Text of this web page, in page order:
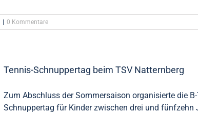
0 Kommentare
Tennis-Schnuppertag beim TSV Natternberg
Zum Abschluss der Sommersaison organisierte die
Schnuppertag für Kinder zwischen drei und